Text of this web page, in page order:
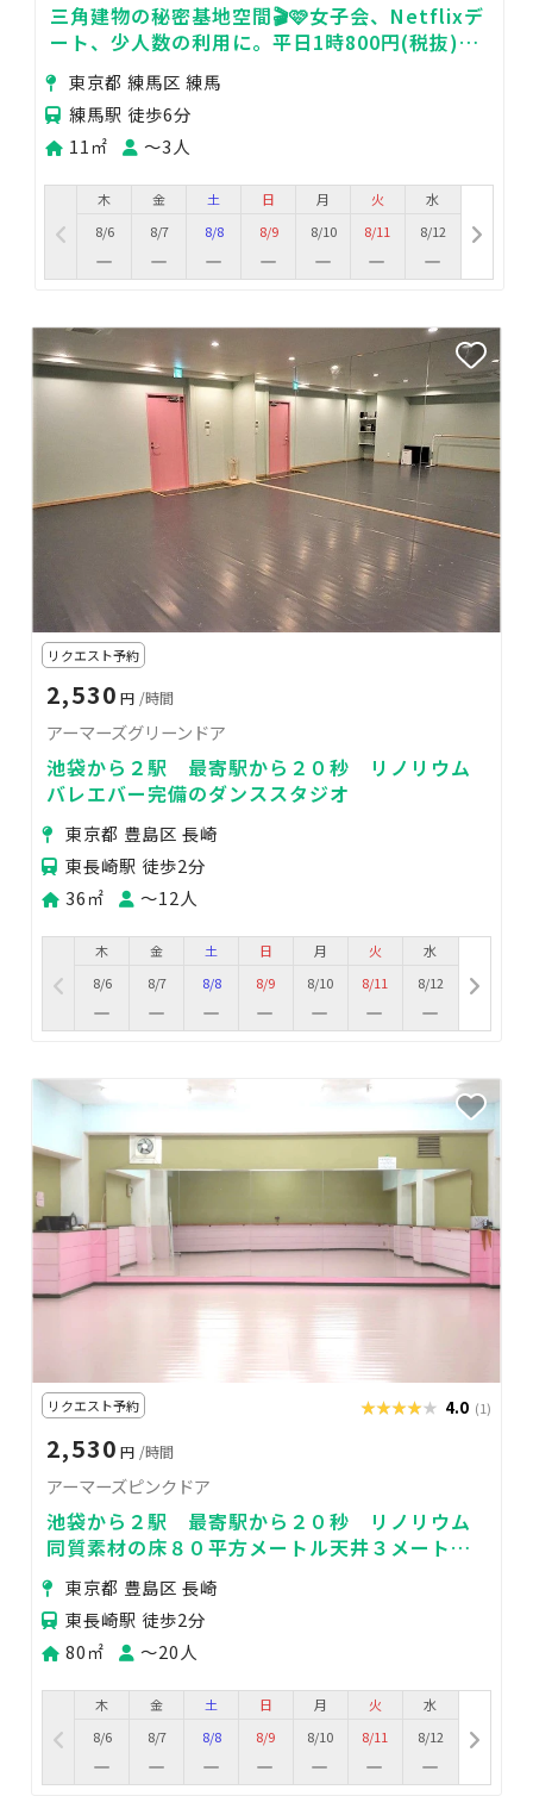
三角建物の秘密基地空間🎬🩷女子会、Netflixデ
ート、少人数の利用に。平日1時800円(税抜)～
から。Wi-Fi完備🛜練馬駅5分
東京都 練馬区 練馬
練馬駅 徒歩6分
11㎡
〜3人
木
8/6
金
8/7
土
8/8
日
8/9
月
8/10
火
8/11
水
8/12
リクエスト予約
2,530 円 /時間
アーマーズグリーンドア
池袋から２駅 最寄駅から２０秒 リノリウム
バレエバー完備のダンススタジオ
東京都 豊島区 長崎
東長崎駅 徒歩2分
36㎡
〜12人
木
8/6
金
8/7
土
8/8
日
8/9
月
8/10
火
8/11
水
8/12
リクエスト予約 ★★★★★
★★★★★ 4.0 (1)
2,530 円 /時間
アーマーズピンクドア
池袋から２駅 最寄駅から２０秒 リノリウム
同質素材の床８０平方メートル天井３メートル
のダンススタジオ
東京都 豊島区 長崎
東長崎駅 徒歩2分
80㎡
〜20人
木
8/6
金
8/7
土
8/8
日
8/9
月
8/10
火
8/11
水
8/12